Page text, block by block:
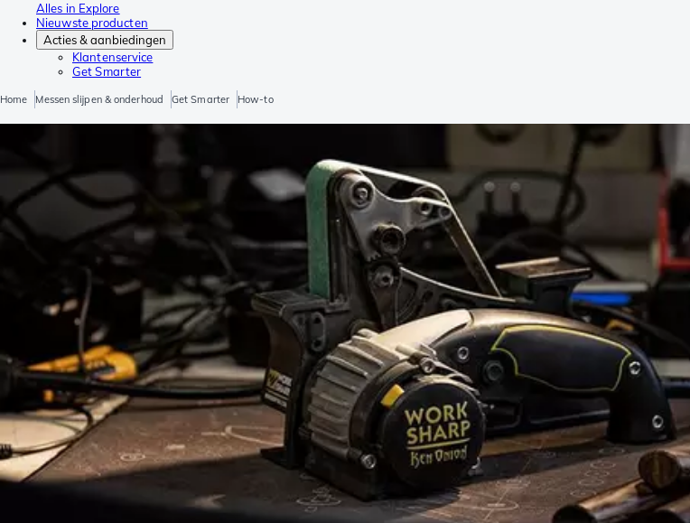
Alles in Explore
Nieuwste producten
Acties & aanbiedingen
Klantenservice
Get Smarter
Home Messen slijpen & onderhoud Get Smarter How-to